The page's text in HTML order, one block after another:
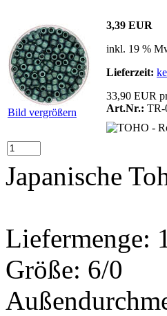
Bild vergrößern
3,39 EUR
inkl. 19 %
Lieferzeit:
33,90 EUR
Art.Nr.: TR-
Japanische
Liefermenge:
Größe: 6/0